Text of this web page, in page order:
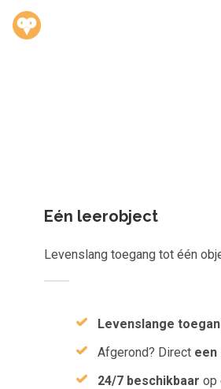
Account
Eén leerobject
Levenslang toegang tot één
Levenslange
Afgerond? Direct
24/7 beschikbaar op